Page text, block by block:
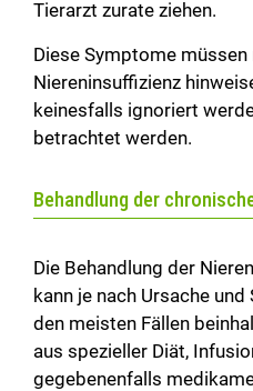
Tierarzt zurate ziehen.
Diese Symptome
Niereninsuffizienz
keinesfalls ignoriert
betrachtet werden.
Behandlung der
Die Behandlung der
kann je nach Ursache
den meisten Fällen
aus spezieller Diät,
gegebenenfalls